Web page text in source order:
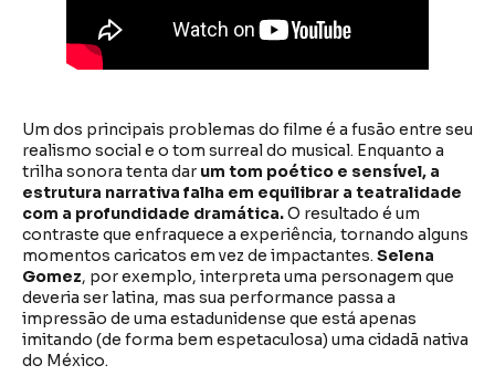
Um dos principais problemas do filme é a fusão entre seu
realismo social e o tom surreal do musical. Enquanto a
trilha sonora tenta dar um tom poético e sensível, a
estrutura narrativa falha em equilibrar a teatralidade
com a profundidade dramática.O resultado é um
contraste que enfraquece a experiência, tornando alguns
momentos caricatos em vez de impactantes. Selena
Gomez, por exemplo, interpreta uma personagem que
deveria ser latina, mas sua performance passa a
impressão de uma estadunidense que está apenas
imitando (de forma bem espetaculosa) uma cidadã nativa
do México.